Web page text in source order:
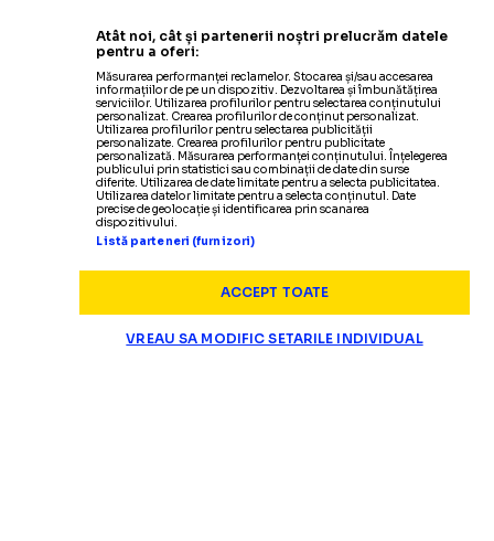
Atât noi, cât și partenerii noștri prelucrăm datele
pentru a oferi:
Măsurarea performanței reclamelor. Stocarea și/sau accesarea
informațiilor de pe un dispozitiv. Dezvoltarea și îmbunătățirea
serviciilor. Utilizarea profilurilor pentru selectarea conținutului
personalizat. Crearea profilurilor de conținut personalizat.
Utilizarea profilurilor pentru selectarea publicității
personalizate. Crearea profilurilor pentru publicitate
personalizată. Măsurarea performanței conținutului. Înțelegerea
publicului prin statistici sau combinații de date din surse
diferite. Utilizarea de date limitate pentru a selecta publicitatea.
Utilizarea datelor limitate pentru a selecta conținutul. Date
precise de geolocație și identificarea prin scanarea
dispozitivului.
Listă parteneri (furnizori)
ACCEPT TOATE
VREAU SA MODIFIC SETARILE INDIVIDUAL